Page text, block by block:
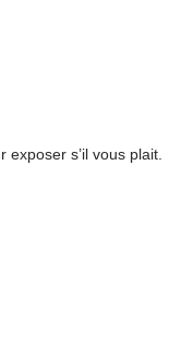
s’il vous plait.